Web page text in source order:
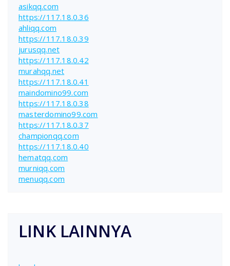
asikqq.com
https://117.18.0.36
ahliqq.com
https://117.18.0.39
jurusqq.net
https://117.18.0.42
murahqq.net
https://117.18.0.41
maindomino99.com
https://117.18.0.38
masterdomino99.com
https://117.18.0.37
championqq.com
https://117.18.0.40
hematqq.com
murniqq.com
menuqq.com
LINK LAINNYA